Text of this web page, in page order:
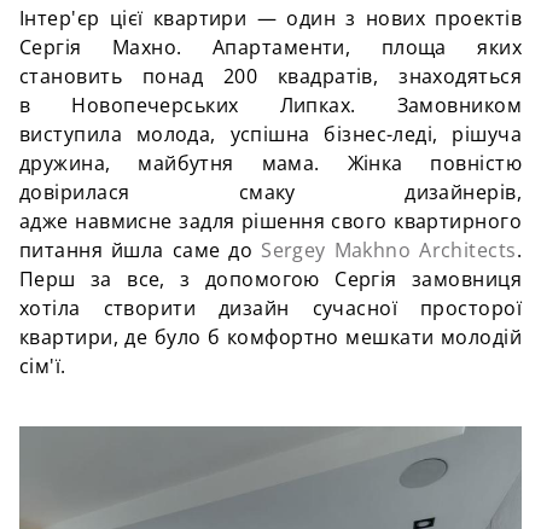
Інтер'єр цієї квартири — один з нових проектів
Сергія Махно. Апартаменти, площа яких
становить понад 200 квадратів, знаходяться
в Новопечерських Липках. Замовником
виступила молода, успішна бізнес-леді, рішуча
дружина, майбутня мама. Жінка повністю
довірилася смаку дизайнерів,
адже навмисне задля рішення свого квартирного
питання йшла саме до Sergey Makhno Architects.
Перш за все, з допомогою Сергія замовниця
хотіла створити дизайн сучасної просторої
квартири, де було б комфортно мешкати молодій
сім'ї.